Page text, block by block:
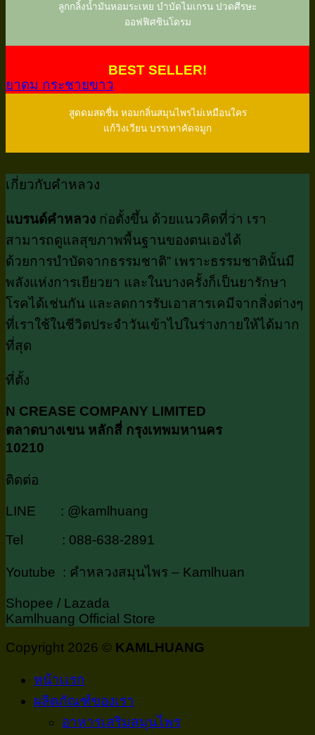
ลูกกลิ้งน้ำมันหอมระเหย บำบัดไมเกรน ปวดศีรษะ
ออฟฟิศซินโดรม
BEST SELLER!
ยาดม กระชายขาว
สูดดมสดชื่น หอมกลิ่นสมุนไพรไม่เหมือนใคร
แก้วิงเวียน บรรเทาคัดจมูก
เกี่ยวกับคำหลวง
แบรนด์คำหลวง ก่อตั้งขึ้น ด้วยแนวคิดที่ว่า เรา
สามารถดูแลสุขภาพพื้นฐานของตนเองได้
ด้วยการบำบัดจากธรรมชาติ” เพราะธรรมชาตินั้นมี
พลังแห่งการเยียวยา และในบางครั้งก็เป็นยารักษา
โรคได้เช่นกัน และลดการรับเอาสารเคมีจากสิ่งต่างๆ
ที่เราใช้ในชีวิตประจำวันเข้าไปในร่างกายให้ได้มาก
ที่สุด
ที่ตั้ง
N CREASE COMPANY LIMITED
ตลาดบางเขน หลักสี่ กรุงเทพมหานคร
10210
ติดต่อ
LINE : @kamlhuang
Tel : 088-638-2891
Youtube : คำหลวงสมุนไพร – Kamlhuan
Shopee / Lazada
Kamlhuang Official Store
Copyright 2026 © KAMLHUANG
หน้าเเรก
ผลิตภัณฑ์ของเรา
อาหารเสริมสมุนไพร